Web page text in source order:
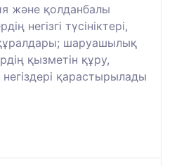
және қолданбалы
негізгі түсініктері,
шаруашылық
қызметін құру,
қарастырылады